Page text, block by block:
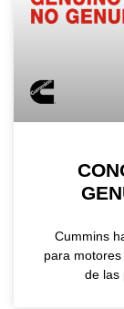
Cummins
para
de las